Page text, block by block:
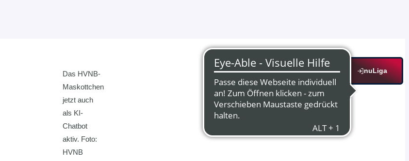
nuLiga
Das HVNB-
Maskottchen
jetzt auch
als KI-
Chatbot
aktiv. Foto:
HVNB